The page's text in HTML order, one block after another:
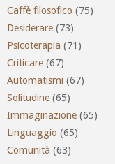
Caffè filosofico (75)
Desiderare (73)
Psicoterapia (71)
Criticare (67)
Automatismi (67)
Solitudine (65)
Immaginazione (65)
Linguaggio (65)
Comunità (63)